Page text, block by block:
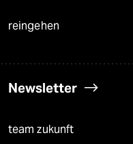
reingehen
Newsletter
team zukunft